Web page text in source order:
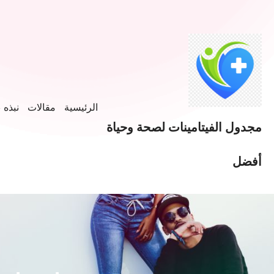
المحتوى
مجدول الفيتامينات لصحة وحياة
أفضل
الرئيسية مقالات نبذه